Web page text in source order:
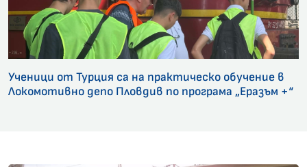
Ученици от Турция са на практическо обучение в
Локомотивно депо Пловдив по програма „Еразъм +“